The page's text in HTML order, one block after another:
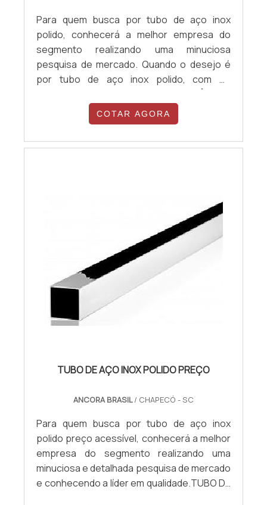
Para quem busca por tubo de aço inox
polido, conhecerá a melhor empresa do
segmento realizando uma minuciosa
pesquisa de mercado. Quando o desejo é
por tubo de aço inox polido, com os
Brasil irá encontrar precisão com agilidade,
atendimento diferenciado e entregas no
prazo.OUTRAS INFORMAÇÕES SOBRE O
COTAR AGORA
TUBO DE AÇO INOX POLIDO PREÇO
ANCORA BRASIL/ CHAPECÓ - SC
Para quem busca por tubo de aço inox
polido preço acessível, conhecerá a melhor
empresa do segmento realizando uma
minuciosa e detalhada pesquisa de mercado
e conhecendo a líder em qualidade.TUBO DE